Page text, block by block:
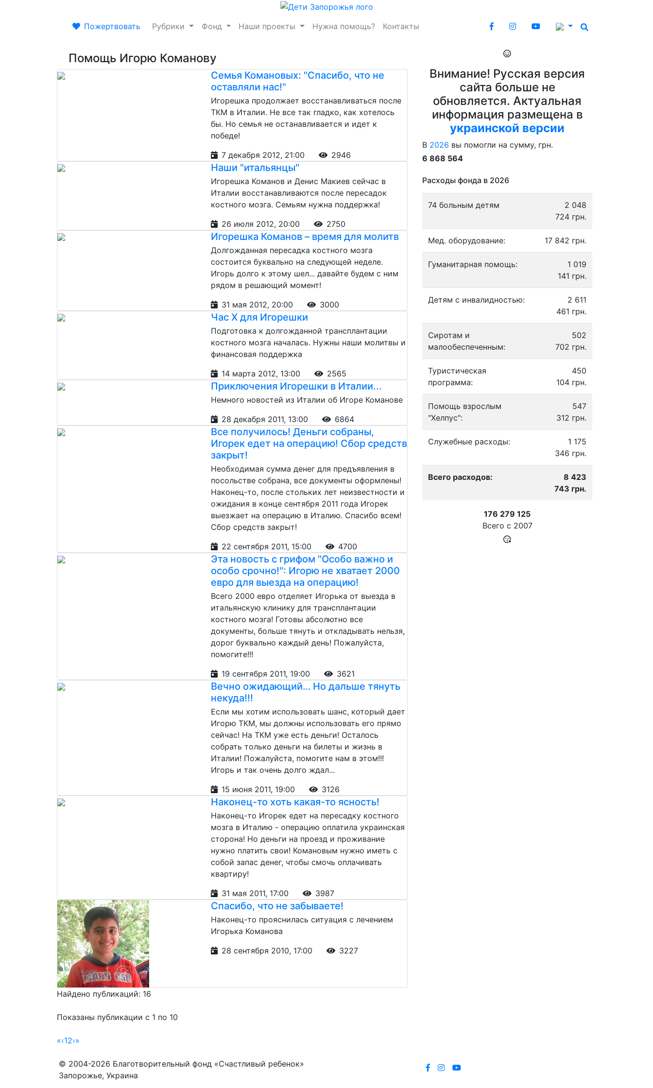
Пожертвовать Рубрики Фонд Наши проекты Нужна помощь? Контакты
Помощь Игорю Команову
Семья Комановых: "Спасибо, что не
оставляли нас!"
Игорешка продолжает восстанавливаться после
ТКМ в Италии. Не все так гладко, как хотелось
бы. Но семья не останавливается и идет к
победе!
7 декабря 2012, 21:00
2946
Наши "итальянцы"
Игорешка Команов и Денис Макиев сейчас в
Италии восстанавливаются после пересадок
костного мозга. Семьям нужна поддержка!
26 июля 2012, 20:00
2750
Игорешка Команов – время для молитв
Долгожданная пересадка костного мозга
состоится буквально на следующей неделе.
Игорь долго к этому шел... давайте будем с ним
рядом в решающий момент!
31 мая 2012, 20:00
3000
Час Х для Игорешки
Подготовка к долгожданной трансплантации
костного мозга началась. Нужны наши молитвы и
финансовая поддержка
14 марта 2012, 13:00
2565
Приключения Игорешки в Италии...
Немного новостей из Италии об Игоре Команове
28 декабря 2011, 13:00
6864
Все получилось! Деньги собраны,
Игорек едет на операцию! Сбор средств
закрыт!
Необходимая сумма денег для предъявления в
посольстве собрана, все документы оформлены!
Наконец-то, после стольких лет неизвестности и
ожидания в конце сентября 2011 года Игорек
выезжает на операцию в Италию. Спасибо всем!
Сбор средств закрыт!
22 сентября 2011, 15:00
4700
Эта новость с грифом "Особо важно и
особо срочно!": Игорю не хватает 2000
евро для выезда на операцию!
Всего 2000 евро отделяет Игорька от выезда в
итальянскую клинику для трансплантации
костного мозга! Готовы абсолютно все
документы, больше тянуть и откладывать нельзя,
дорог буквально каждый день! Пожалуйста,
помогите!!!
19 сентября 2011, 19:00
3621
Вечно ожидающий… Но дальше тянуть
некуда!!!
Если мы хотим использовать шанс, который дает
Игорю ТКМ, мы должны использовать его прямо
сейчас! На ТКМ уже есть деньги! Осталось
собрать только деньги на билеты и жизнь в
Италии! Пожалуйста, помогите нам в этом!!!
Игорь и так очень долго ждал...
15 июня 2011, 19:00
3126
Наконец-то хоть какая-то ясность!
Наконец-то Игорек едет на пересадку костного
мозга в Италию - операцию оплатила украинская
сторона! Но деньги на проезд и проживание
нужно платить свои! Комановым нужно иметь с
собой запас денег, чтобы смочь оплачивать
квартиру!
31 мая 2011, 17:00
3987
Спасибо, что не забываете!
Наконец-то прояснилась ситуация с лечением
Игорька Команова
28 сентября 2010, 17:00
3227
Найдено публикаций: 16
Показаны публикации с 1 по 10
«‹12›»
Внимание! Русская версия
сайта больше не
обновляется. Актуальная
информация размещена в
украинской версии
В 2026 вы помогли на сумму, грн.
6 868 564
Расходы фонда в 2026
74 больным детям
2 048
724 грн.
Мед. оборудование: 17 842 грн.
Гуманитарная помощь:
1 019
141 грн.
Детям с инвалидностью:
2 611
461 грн.
Сиротам и
малообеспеченным:
502
702 грн.
Туристическая
программа:
450
104 грн.
Помощь взрослым
"Хелпус":
547
312 грн.
Служебные расходы:
1 175
346 грн.
Всего расходов:
8 423
743 грн.
176 279 125
Всего с 2007
© 2004-2026 Благотворительный фонд «Счастливый ребенок»
Запорожье, Украина